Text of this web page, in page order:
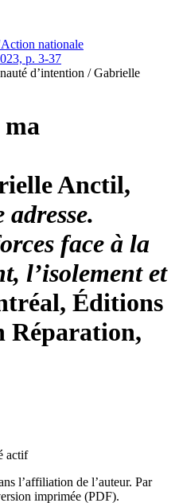
nationale
p. 3-37
d’intention /Gabrielle
ma
Anctil,
face à la
l’isolement et
Éditions
Réparation,
actif
l’affiliation de l’auteur. Par
imprimée (PDF).